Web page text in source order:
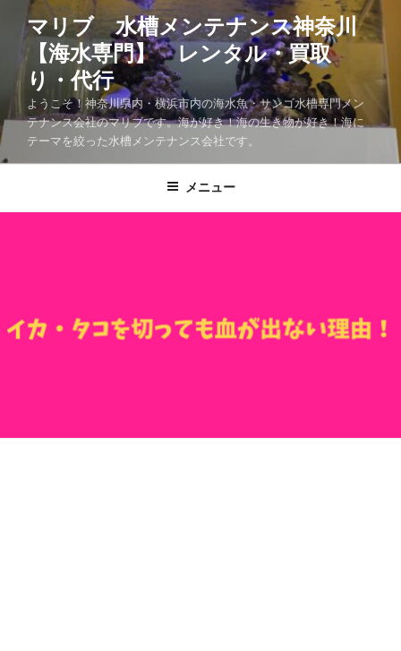
マリブ 水槽メンテナンス神奈川
【海水専門】 レンタル・買取
り・代行
ようこそ！神奈川県内・横浜市内の海水魚・サンゴ水槽専門メン
テナンス会社のマリブです。海が好き！海の生き物が好き！海に
テーマを絞った水槽メンテナンス会社です。
メニュー